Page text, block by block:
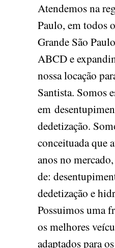
Atendemos na
Paulo, em todos
Grande São
ABCD e
nossa locação
Santista. Somos
em
dedetização.
conceituada que
anos no
de:
dedetização e
Possuimos uma
os melhores
adaptados para